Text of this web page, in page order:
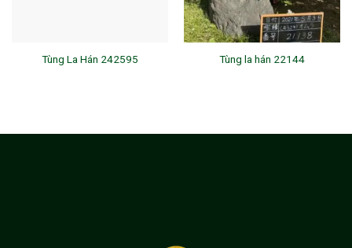
Tùng La Hán 242595 Tùng la hán 22144